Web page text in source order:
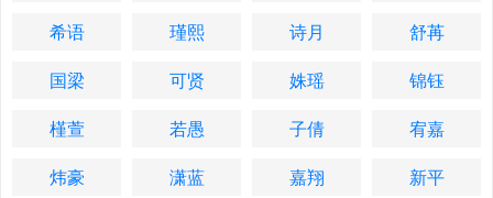
希语
瑾熙 诗月
舒苒
国梁
可贤 姝瑶
锦钰
槿萱
若愚 子倩
宥嘉
炜豪
潇蓝 嘉翔 新平